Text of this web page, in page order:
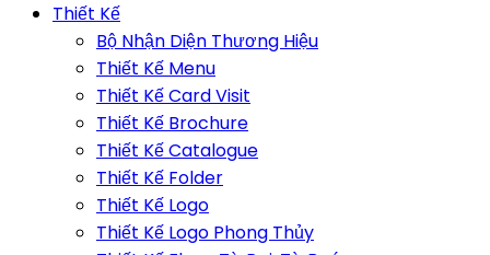
Thiết Kế
Bộ Nhận Diện Thương Hiệu
Thiết Kế Menu
Thiết Kế Card Visit
Thiết Kế Brochure
Thiết Kế Catalogue
Thiết Kế Folder
Thiết Kế Logo
Thiết Kế Logo Phong Thủy